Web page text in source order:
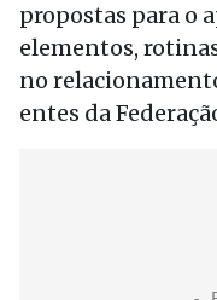
propostas para o
elementos,
no
entes da